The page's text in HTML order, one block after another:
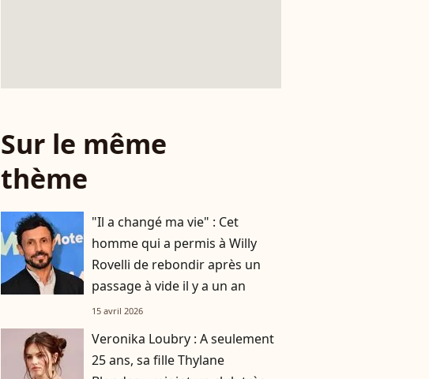
Sur le même
thème
"Il a changé ma vie" : Cet
homme qui a permis à Willy
Rovelli de rebondir après un
passage à vide il y a un an
15 avril 2026
Veronika Loubry : A seulement
25 ans, sa fille Thylane